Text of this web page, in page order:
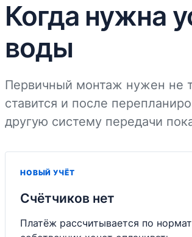
Когда нужна
воды
Первичный монтаж нужен не
ставится и после
другую систему передачи
НОВЫЙ УЧЁТ
Счётчиков нет
Платёж рассчитывается по